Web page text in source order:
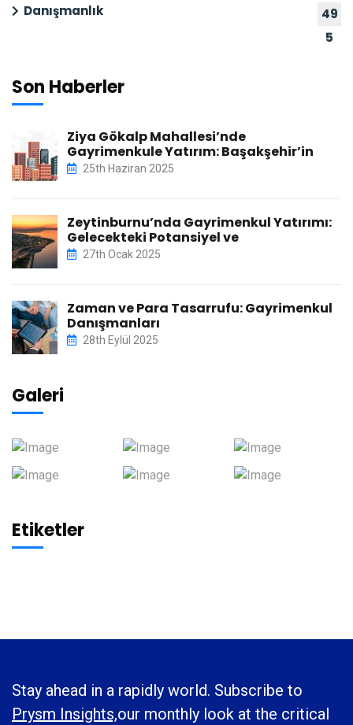
Danışmanlık
49
5
Son Haberler
Ziya Gökalp Mahallesi’nde
Gayrimenkule Yatırım: Başakşehir’in
25th Haziran 2025
Zeytinburnu’nda Gayrimenkul Yatırımı:
Gelecekteki Potansiyel ve
27th Ocak 2025
Zaman ve Para Tasarrufu: Gayrimenkul
Danışmanları
28th Eylül 2025
Galeri
Etiketler
Stay ahead in a rapidly world. Subscribe to
Prysm Insights,our monthly look at the critical